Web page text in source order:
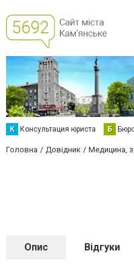
К Консультация юриста Б
Головна Довідник Медицина,
Опис Відгуки